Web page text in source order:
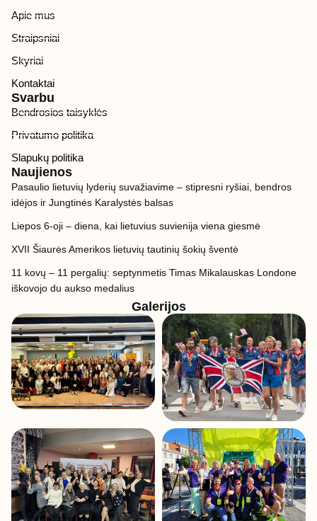
Apie mus
Straipsniai
Skyriai
Kontaktai
Svarbu
Bendrosios taisyklės
Privatumo politika
Slapukų politika
Naujienos
Pasaulio lietuvių lyderių suvažiavime – stipresni ryšiai, bendros
idėjos ir Jungtinės Karalystės balsas
Liepos 6-oji – diena, kai lietuvius suvienija viena giesmė
XVII Šiaurės Amerikos lietuvių tautinių šokių šventė
11 kovų – 11 pergalių: septynmetis Timas Mikalauskas Londone
iškovojo du aukso medalius
Galerijos